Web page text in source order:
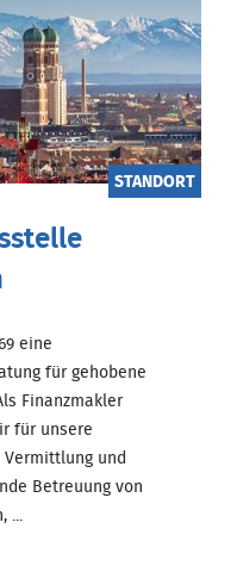
STANDORT
eine
für gehobene
Finanzmakler
für unsere
und
Betreuung von
...